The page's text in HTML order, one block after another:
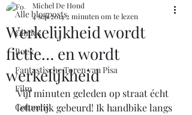
Alle blogposts
Clinics
Boek
Fantastische Toren van Pisa
Film
Columns
Werkelijkheid wordt
fictie… en wordt
werkelijkheid
Michel De Hond
4 sep 20142 minuten om te lezen
Vijf minuten geleden op straat écht
letterlijk gebeurd! Ik handbike langs